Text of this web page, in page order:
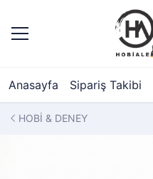
Anasayfa Sipariş Takibi
HOBİ & DENEY